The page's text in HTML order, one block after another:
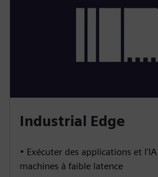
Industrial Edge
• Exécuter des applications et
machines à faible latence